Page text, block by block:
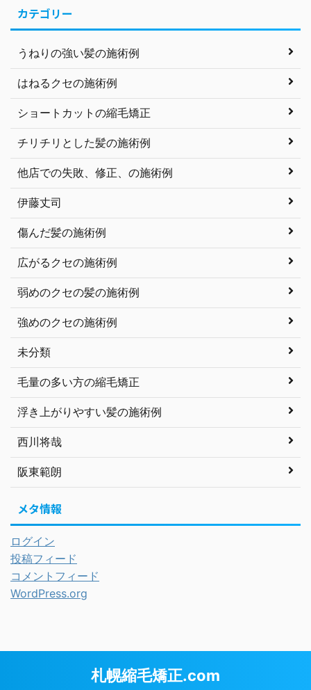
カテゴリー
うねりの強い髪の施術例
はねるクセの施術例
ショートカットの縮毛矯正
チリチリとした髪の施術例
他店での失敗、修正、の施術例
伊藤丈司
傷んだ髪の施術例
広がるクセの施術例
弱めのクセの髪の施術例
強めのクセの施術例
未分類
毛量の多い方の縮毛矯正
浮き上がりやすい髪の施術例
西川将哉
阪東範朗
メタ情報
ログイン
投稿フィード
コメントフィード
WordPress.org
札幌縮毛矯正.com